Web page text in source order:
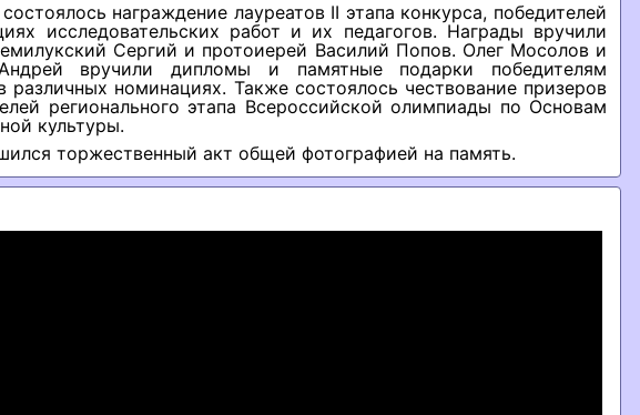
награждение лауреатов II этапа конкурса, победителей
исследовательских работ и их педагогов. Награды вручили
Сергий и протоиерей Василий Попов. Олег Мосолов и
вручили дипломы и памятные подарки победителям
различных номинациях. Также состоялось чествование призеров
регионального этапа Всероссийской олимпиады по Основам
культуры.
торжественный акт общей фотографией на память.